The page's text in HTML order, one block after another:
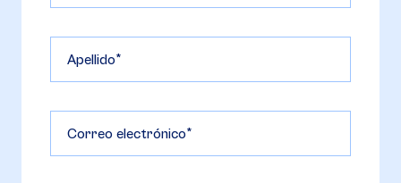
Apellido
Correo electrónico